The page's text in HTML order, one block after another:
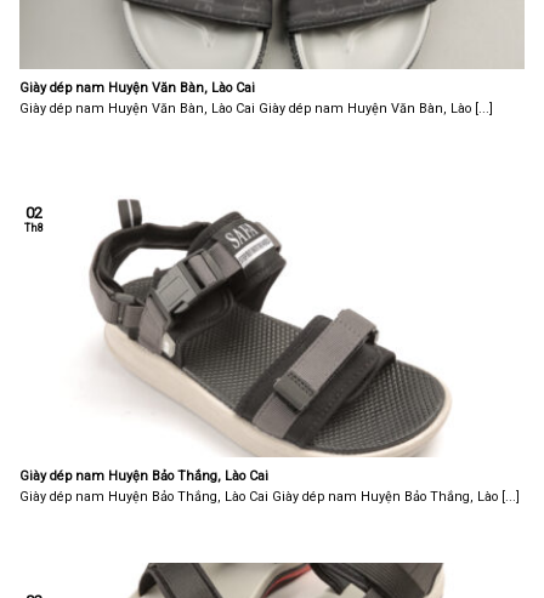
Giày dép nam Huyện Văn Bàn, Lào Cai
Giày dép nam Huyện Văn Bàn, Lào Cai Giày dép nam Huyện Văn Bàn, Lào [...]
Giày dép nam Huyện Bảo Thắng, Lào Cai
Giày dép nam Huyện Bảo Thắng, Lào Cai Giày dép nam Huyện Bảo Thắng, Lào [...]
02
Th8